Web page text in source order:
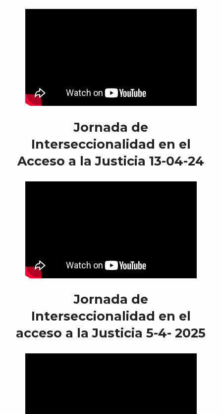
Jornada de
Interseccionalidad en el
Acceso a la Justicia 13-04-24
Jornada de
Interseccionalidad en el
acceso a la Justicia 5-4- 2025